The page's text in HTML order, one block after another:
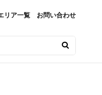
リア一覧 お問い合わせ